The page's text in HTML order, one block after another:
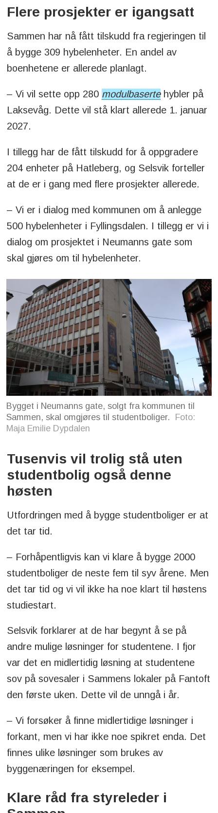
Flere prosjekter er igangsatt
Sammen har nå fått tilskudd fra regjeringen til
å bygge 309 hybelenheter. En andel av
boenhetene er allerede planlagt.
– Vi vil sette opp 280 modulbasertehybler på
Laksevåg. Dette vil stå klart allerede 1. januar
2027.
I tillegg har de fått tilskudd for å oppgradere
204 enheter på Hatleberg, og Selsvik forteller
at de er i gang med flere prosjekter allerede.
– Vi er i dialog med kommunen om å anlegge
500 hybelenheter i Fyllingsdalen. I tillegg er vi i
dialog om prosjektet i Neumanns gate som
skal gjøres om til hybelenheter.
Bygget i Neumanns gate, solgt fra kommunen til
Sammen, skal omgjøres til studentboliger.
Foto:
Maja Emilie Dypdalen
Tusenvis vil trolig stå uten
studentbolig også denne
høsten
Utfordringen med å bygge studentboliger er at
det tar tid.
– Forhåpentligvis kan vi klare å bygge 2000
studentboliger de neste fem til syv årene. Men
det tar tid og vi vil ikke ha noe klart til høstens
studiestart.
Selsvik forklarer at de har begynt å se på
andre mulige løsninger for studentene. I fjor
var det en midlertidig løsning at studentene
sov på sovesaler i Sammens lokaler på Fantoft
den første uken. Dette vil de unngå i år.
– Vi forsøker å finne midlertidige løsninger i
forkant, men vi har ikke noe spikret enda. Det
finnes ulike løsninger som brukes av
byggenæringen for eksempel.
Klare råd fra styreleder i